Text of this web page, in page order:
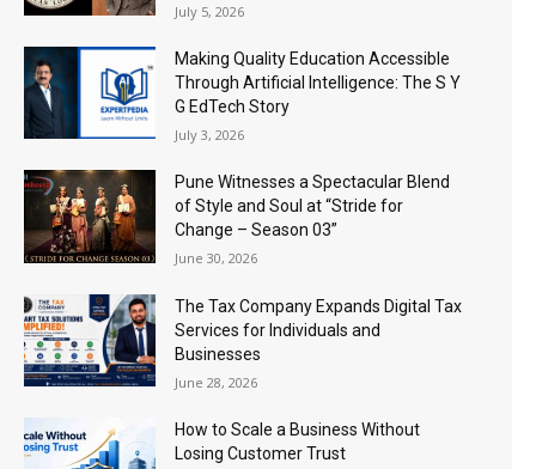
July 5, 2026
Making Quality Education Accessible
Through Artificial Intelligence: The S Y
G EdTech Story
July 3, 2026
Pune Witnesses a Spectacular Blend
of Style and Soul at “Stride for
Change – Season 03”
June 30, 2026
The Tax Company Expands Digital Tax
Services for Individuals and
Businesses
June 28, 2026
How to Scale a Business Without
Losing Customer Trust